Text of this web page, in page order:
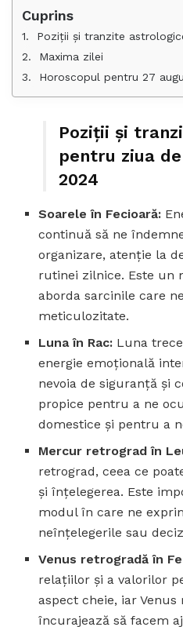
Cuprins
Poziții și tranzite astrologice
Maxima zilei
Horoscopul pentru 27
Poziții și
pentru ziua
2024
Soarele în Fecioară:
continuă să ne
organizare, atenție la
rutinei zilnice. Este un
aborda sarcinile care
meticulozitate.
Luna în Rac: Luna
energie emoțională
nevoia de siguranță și
propice pentru a ne
domestice și pentru a
Mercur retrograd în
retrograd, ceea ce
și înțelegerea. Este
modul în care ne
neînțelegerile sau
Venus retrogradă în
relațiilor și a valorilor
aspect cheie, iar
încurajează să facem